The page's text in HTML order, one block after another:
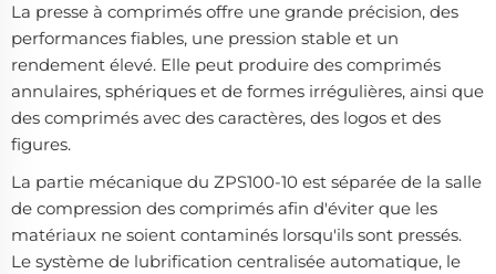
La presse à comprimés offre une grande précision, des
performances fiables, une pression stable et un
rendement élevé. Elle peut produire des comprimés
annulaires, sphériques et de formes irrégulières, ainsi que
des comprimés avec des caractères, des logos et des
figures.
La partie mécanique du ZPS100-10 est séparée de la salle
de compression des comprimés afin d'éviter que les
matériaux ne soient contaminés lorsqu'ils sont pressés.
Le système de lubrification centralisée automatique, le